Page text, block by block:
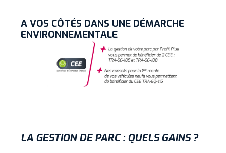
A VOS CÔTÉS DANS UNE DÉMARCHE
ENVIRONNEMENTALE
LA GESTION DE PARC : QUELS GAINS ?